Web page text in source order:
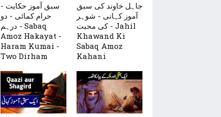
سبق آموز حکایت -
حرام کمائی - دو
درہم - Sabaq
Amoz Hakayat -
Haram Kumai -
Two Dirham
جاہل خاوند کی سبق
آموز کہانی - شوہر
کی محبت - Jahil
Khawand Ki
Sabaq Amoz
Kahani